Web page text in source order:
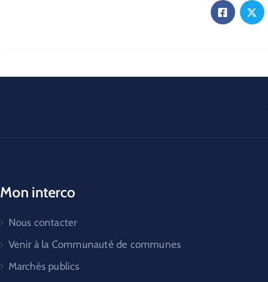
Mon interco
Nous contacter
Venir à la Communauté de communes
Marchés publics